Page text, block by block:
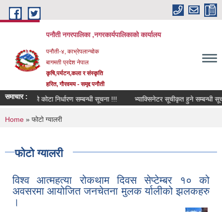
Skip to main content
पनौती नगरपालिका ,नगरकार्यपालिकाको कार्यालय
पनौती-४, काभ्रेपलान्चोक
बागमती प्रदेश नेपाल
कृषि,पर्यटन,कला र संस्कृति
हरित, गौरवमय - समृद्द पनौती
समाचार :
मलको कोटा निर्धारण सम्बन्धी सूचना !!! भ्याक्सिनेटर सूचीकृत हुने सम्बन्धी सूचना
You are here
Home » फोटो ग्यालरी
फोटो ग्यालरी
विश्व आत्महत्या रोकथाम दिवस सेप्टेम्बर १० को
अवसरमा आयोजित जनचेतना मुलक र्यालीको झलकहरु
।